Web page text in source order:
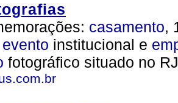
casamento,
evento institucional e
fotográfico situado no